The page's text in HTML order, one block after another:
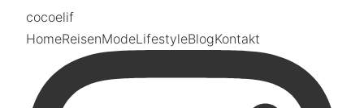
cocoelif
HomeReisenModeLifestyleBlogKontakt